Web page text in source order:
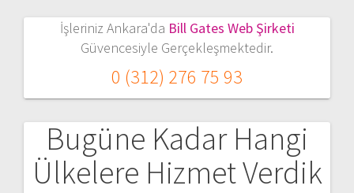
İşleriniz Ankara'da Bill Gates Web Şirketi
Güvencesiyle Gerçekleşmektedir.
0 (312) 276 75 93
Bugüne Kadar Hangi
Ülkelere Hizmet Verdik